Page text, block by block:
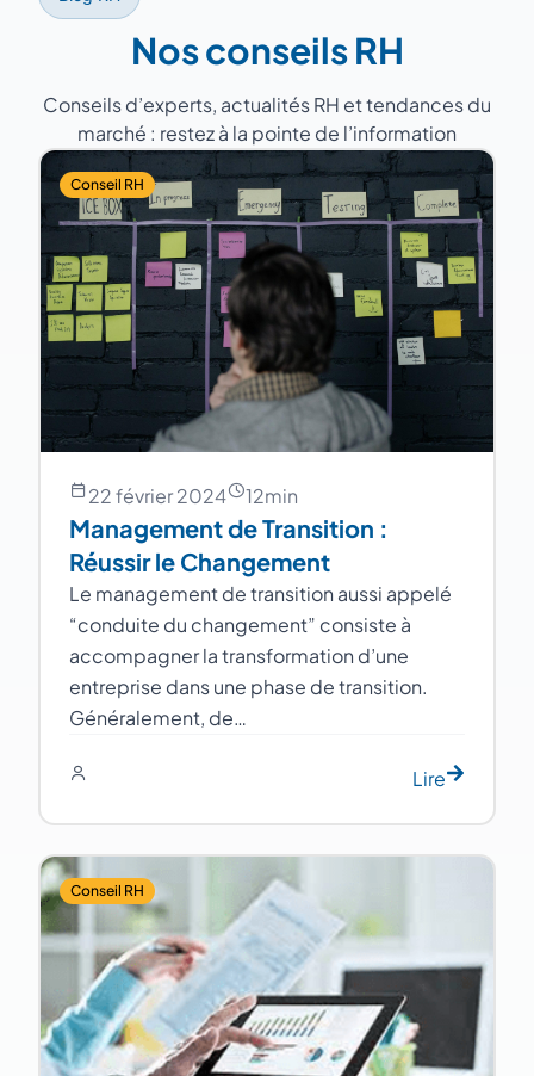
Nos conseils RH
Conseils d’experts, actualités RH et tendances du
marché : restez à la pointe de l’information
Conseil RH
22 février 2024 12min
Management de Transition :
Réussir le Changement
Le management de transition aussi appelé
“conduite du changement” consiste à
accompagner la transformation d’une
entreprise dans une phase de transition.
Généralement, de…
Lire
Conseil RH